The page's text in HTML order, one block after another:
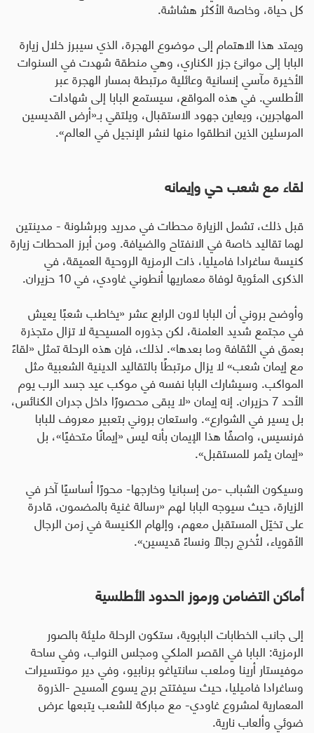
كل حياة، وخاصة الأكثر هشاشة.
ويمتد هذا الاهتمام إلى موضوع الهجرة، الذي سيبرز خلال زيارة
البابا إلى موانئ جزر الكناري، وهي منطقة شهدت في السنوات
الأخيرة مآسي إنسانية وعائلية مرتبطة بمسار الهجرة عبر
الأطلسي. في هذه المواقع، سيستمع البابا إلى شهادات
المهاجرين، ويعاين جهود الاستقبال، ويلتقي بـ«أرض القديسين
المرسلين الذين انطلقوا منها لنشر الإنجيل في العالم».
لقاء مع شعب حي وإيمانه
قبل ذلك، تشمل الزيارة محطات في مدريد وبرشلونة - مدينتين
لهما تقاليد خاصة في الانفتاح والضيافة. ومن أبرز المحطات زيارة
كنيسة ساغرادا فاميليا، ذات الرمزية الروحية العميقة، في
الذكرى المئوية لوفاة معماريها أنطوني غاودي، في 10 حزيران
.
وأوضح بروني أن البابا لاون الرابع عشر «يخاطب شعبًا يعيش
في مجتمع شديد العلمنة، لكن جذوره المسيحية لا تزال متجذرة
بعمق في الثقافة وما بعدها». لذلك، فإن هذه الرحلة تمثل «لقاءً
مع إيمان شعب» لا يزال مرتبطًا بالتقاليد الدينية الشعبية مثل
المواكب. وسيشارك البابا نفسه في موكب عيد جسد الرب يوم
الأحد 7 حزيران. إنه إيمان «لا يبقى محصورًا داخل جدران الكنائس،
بل يسير في الشوارع». واستعان بروني بتعبير معروف للبابا
فرنسيس، واصفًا هذا الإيمان بأنه ليس «إيمانًا متحفيًا»، بل
«إيمان يثمر للمستقبل».
وسيكون الشباب -من إسبانيا وخارجها- محورًا أساسيًا آخر في
الزيارة، حيث سيوجه البابا لهم «رسالة غنية بالمضمون، قادرة
على تخيّل المستقبل معهم، وإلهام الكنيسة في زمن الرجال
الأقوياء، لتُخرج رجالًا ونساءً قديسين».
أماكن التضامن ورموز الحدود الأطلسية
إلى جانب الخطابات البابوية، ستكون الرحلة مليئة بالصور
الرمزية: البابا في القصر الملكي ومجلس النواب، وفي ساحة
موفيستار أرينا وملعب سانتياغو برنابيو، وفي دير مونتسيرات
وساغرادا فاميليا، حيث سيفتتح برج يسوع المسيح -الذروة
المعمارية لمشروع غاودي- مع مباركة للشعب يتبعها عرض
ضوئي وألعاب نارية.